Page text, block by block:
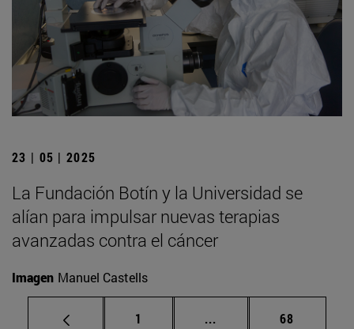
23 | 05 | 2025
La Fundación Botín y la Universidad se
alían para impulsar nuevas terapias
avanzadas contra el cáncer
Imagen Manuel Castells
Página
1 ... Páginas intermedias
Página
68